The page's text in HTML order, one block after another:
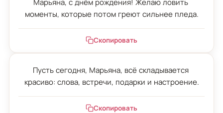
моменты, которые потом греют сильнее пледа.
Скопировать
Пусть сегодня, Марьяна, всё складывается
красиво: слова, встречи, подарки и настроение.
Скопировать